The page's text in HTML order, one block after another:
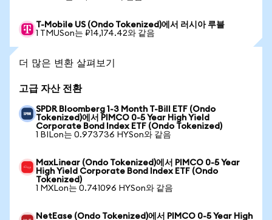
T-Mobile US (Ondo Tokenized)에서 러시아 루블
1 TMUSon는 ₽14,174.42와 같음
더 많은 변환 살펴보기
고급 자산 전환
SPDR Bloomberg 1-3 Month T-Bill ETF (Ondo
Tokenized)에서 PIMCO 0-5 Year High Yield
Corporate Bond Index ETF (Ondo Tokenized)
1 BILon는 0.973736 HYSon와 같음
MaxLinear (Ondo Tokenized)에서 PIMCO 0-5 Year
High Yield Corporate Bond Index ETF (Ondo
Tokenized)
1 MXLon는 0.741096 HYSon와 같음
NetEase (Ondo Tokenized)에서 PIMCO 0-5 Year High